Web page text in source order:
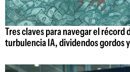
Tres claves para navegar el récord
turbulencia IA, dividendos gordos